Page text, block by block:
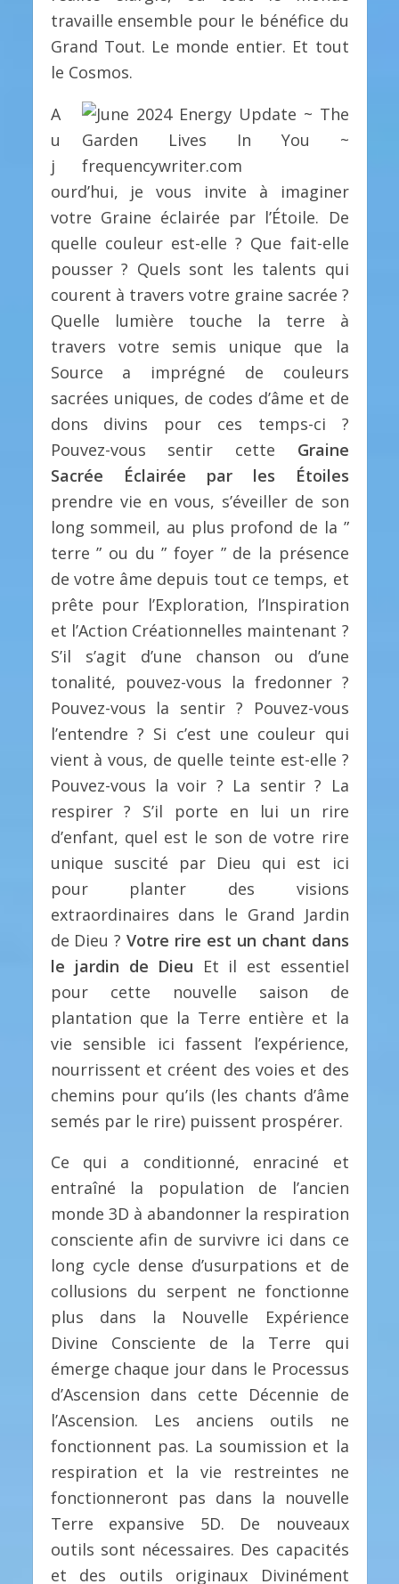
travaille ensemble pour le bénéfice du
Grand Tout. Le monde entier. Et tout
le Cosmos.
A
u
j
ourd’hui, je vous invite à imaginer
votre Graine éclairée par l’Étoile. De
quelle couleur est-elle ? Que fait-elle
pousser ? Quels sont les talents qui
courent à travers votre graine sacrée ?
Quelle lumière touche la terre à
travers votre semis unique que la
Source a imprégné de couleurs
sacrées uniques, de codes d’âme et de
dons divins pour ces temps-ci ?
Pouvez-vous sentir cette Graine
Sacrée Éclairée par les Étoiles
prendre vie en vous, s’éveiller de son
long sommeil, au plus profond de la ”
terre ” ou du ” foyer ” de la présence
de votre âme depuis tout ce temps, et
prête pour l’Exploration, l’Inspiration
et l’Action Créationnelles maintenant ?
S’il s’agit d’une chanson ou d’une
tonalité, pouvez-vous la fredonner ?
Pouvez-vous la sentir ? Pouvez-vous
l’entendre ? Si c’est une couleur qui
vient à vous, de quelle teinte est-elle ?
Pouvez-vous la voir ? La sentir ? La
respirer ? S’il porte en lui un rire
d’enfant, quel est le son de votre rire
unique suscité par Dieu qui est ici
pour planter des visions
extraordinaires dans le Grand Jardin
de Dieu ?Votre rire est un chant dans
le jardin de Dieu Et il est essentiel
pour cette nouvelle saison de
plantation que la Terre entière et la
vie sensible ici fassent l’expérience,
nourrissent et créent des voies et des
chemins pour qu’ils (les chants d’âme
semés par le rire) puissent prospérer.
Ce qui a conditionné, enraciné et
entraîné la population de l’ancien
monde 3D à abandonner la respiration
consciente afin de survivre ici dans ce
long cycle dense d’usurpations et de
collusions du serpent ne fonctionne
plus dans la Nouvelle Expérience
Divine Consciente de la Terre qui
émerge chaque jour dans le Processus
d’Ascension dans cette Décennie de
l’Ascension. Les anciens outils ne
fonctionnent pas. La soumission et la
respiration et la vie restreintes ne
fonctionneront pas dans la nouvelle
Terre expansive 5D. De nouveaux
outils sont nécessaires. Des capacités
et des outils originaux Divinément